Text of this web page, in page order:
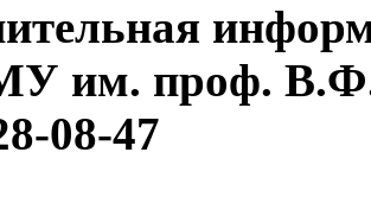
им. проф. В.Ф.
08-47